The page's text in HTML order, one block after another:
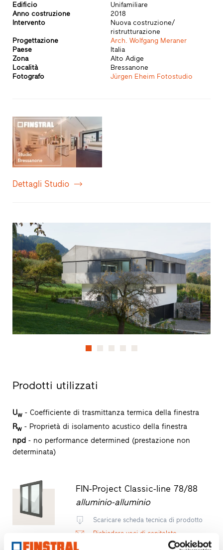
Edificio
Unifamiliare
Anno costruzione
2018
Intervento
Nuova costruzione/
ristrutturazione
Progettazione
Arch. Wolfgang Meraner
Paese
Italia
Zona
Alto Adige
Località
Bressanone
Fotografo
Jürgen Eheim Fotostudio
Dettagli Studio
Prodotti utilizzati
Uw- Coefficiente di trasmittanza termica della finestra
Rw- Proprietà di isolamento acustico della finestra
npd- no performance determined (prestazione non
determinata)
FIN-Project Classic-line 78/88
alluminio-alluminio
Scaricare scheda tecnica di prodotto
Richiedere voci di capitolato
Richiedere campioni di prodotto